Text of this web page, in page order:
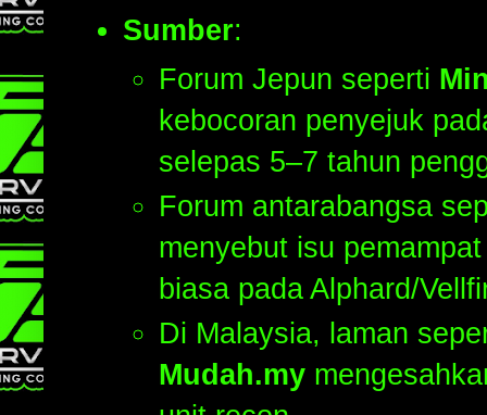
Sumber:
Forum Jepun seperti
kebocoran penyejuk
selepas 5–7 tahun
Forum antarabangsa
menyebut isu
biasa pada Alphard/
Di Malaysia, laman
Mudah.my